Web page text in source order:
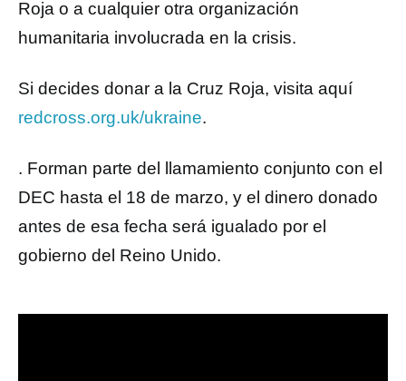
Roja o a cualquier otra organización
humanitaria involucrada en la crisis.
Si decides donar a la Cruz Roja, visita aquí
redcross.org.uk/ukraine.
. Forman parte del llamamiento conjunto con el
DEC hasta el 18 de marzo, y el dinero donado
antes de esa fecha será igualado por el
gobierno del Reino Unido.